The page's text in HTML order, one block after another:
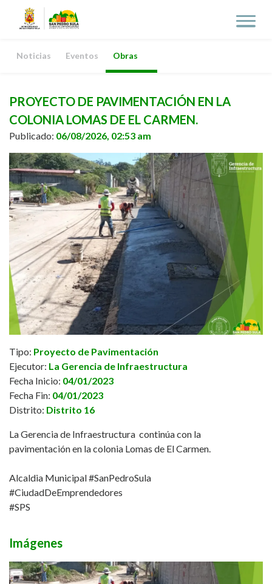
Noticias Eventos Obras
PROYECTO DE PAVIMENTACIÓN EN LA
COLONIA LOMAS DE EL CARMEN.
Publicado: 06/08/2026, 02:53 am
Tipo: Proyecto de Pavimentación
Ejecutor: La Gerencia de Infraestructura
Fecha Inicio: 04/01/2023
Fecha Fin: 04/01/2023
Distrito: Distrito 16
La Gerencia de Infraestructura continúa con la
pavimentación en la colonia Lomas de El Carmen.
Alcaldia Municipal #SanPedroSula
#CiudadDeEmprendedores
#SPS
Imágenes